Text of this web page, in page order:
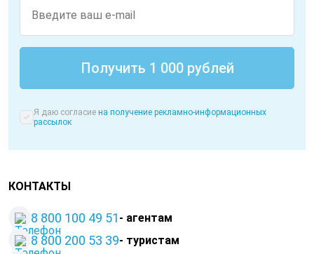
Я даю согласие на получение рекламно-информационных
рассылок
КОНТАКТЫ
8 800 100 49 51 - агентам
8 800 200 53 39- туристам